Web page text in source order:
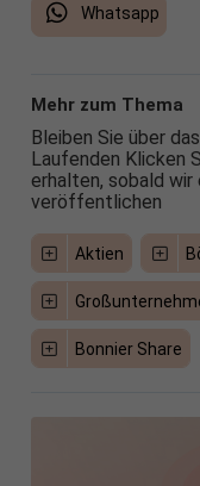
Whatsapp
Mehr zum Thema
Bleiben Sie über
Laufenden Klicken
erhalten, sobald wir
veröffentlichen
Aktien
Bonnier Share